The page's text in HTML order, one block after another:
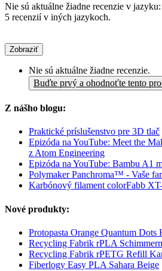
Nie sú aktuálne žiadne recenzie v
5 recenzií v iných jazykoch.
Zobraziť
Nie sú aktuálne žiadne recenzie.
Buďte prvý a ohodnoťte tento
Z nášho blogu:
Praktické príslušenstvo pre 3D tlač
Epizóda na YouTube: Meet the
z Atom Engineering
Epizóda na YouTube: Bambu A1
Polymaker Panchroma™ - Vaše
Karbónový filament colorFabb
Nové produkty:
Protopasta Orange Quantum Dots
Recycling Fabrik rPLA
Recycling Fabrik rPETG Refill
Fiberlogy Easy PLA Sahara Beige